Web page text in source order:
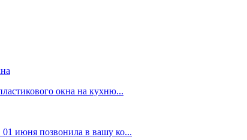
окна на кухню...
01 июня позвонила в вашу ко...